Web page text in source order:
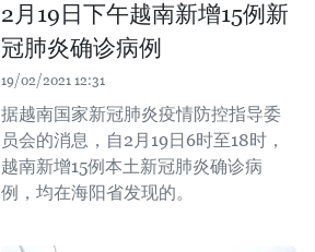
2月19日下午越南新增15例新
冠肺炎确诊病例
19/02/2021 12:31
据越南国家新冠肺炎疫情防控指导委
员会的消息，自2月19日6时至18时，
越南新增15例本土新冠肺炎确诊病
例，均在海阳省发现的。